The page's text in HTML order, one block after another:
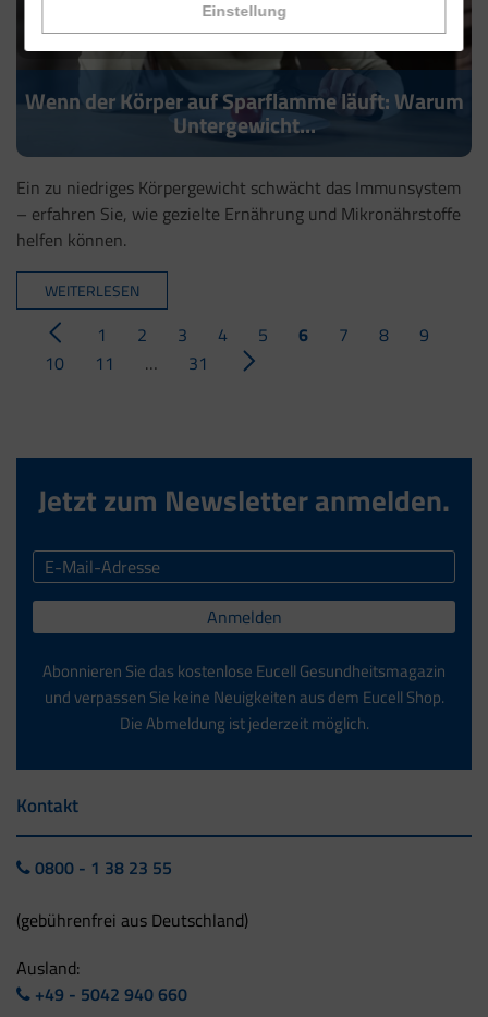
Einstellung
Wenn der Körper auf Sparflamme läuft: Warum
Untergewicht...
Ein zu niedriges Körpergewicht schwächt das Immunsystem
– erfahren Sie, wie gezielte Ernährung und Mikronährstoffe
helfen können.
WEITERLESEN
1 2 3 4 5 6 7 8
9
10
11 … 31
Jetzt zum Newsletter anmelden.
Anmelden
Abonnieren Sie das kostenlose Eucell Gesundheitsmagazin
und verpassen Sie keine Neuigkeiten aus dem Eucell Shop.
Die Abmeldung ist jederzeit möglich.
Kontakt
0800 - 1 38 23 55
(gebührenfrei aus Deutschland)
Ausland:
+49 - 5042 940 660